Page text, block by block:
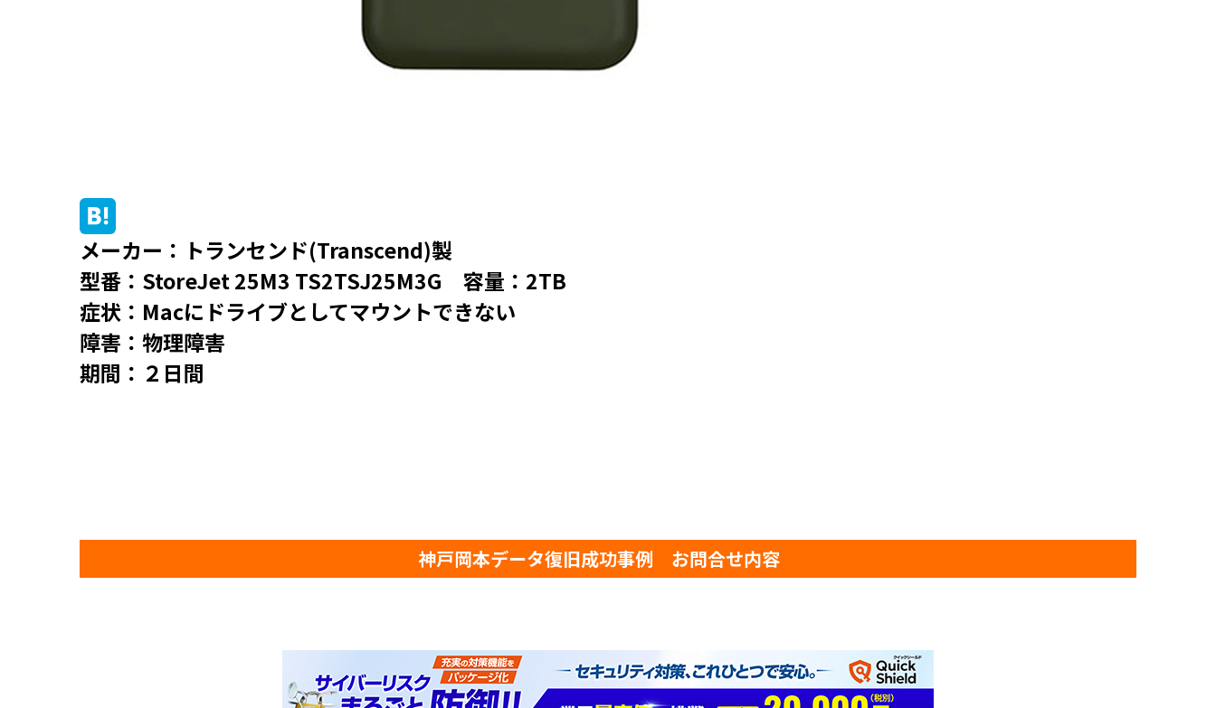
メーカー：トランセンド(Transcend)製
型番：StoreJet 25M3 TS2TSJ25M3G 容量：2TB
症状：Macにドライブとしてマウントできない
障害：物理障害
期間：２日間
神戸岡本データ復旧成功事例 お問合せ内容